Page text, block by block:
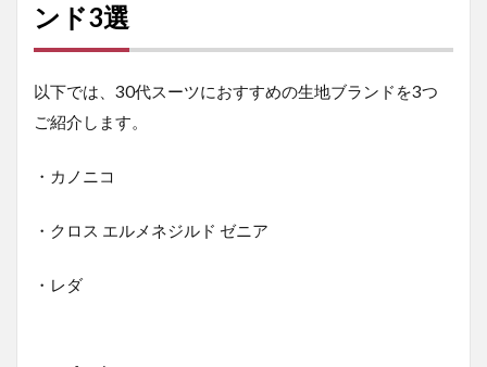
ンド3選
以下では、30代スーツにおすすめの生地ブランドを3つ
ご紹介します。
・カノニコ
・クロス エルメネジルド ゼニア
・レダ